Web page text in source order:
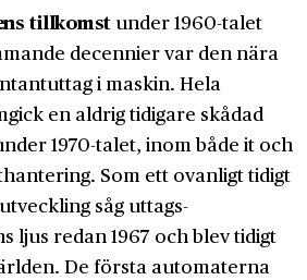
tillkomstunder 1960-talet
decennier var den nära
i maskin. Hela
en aldrig tidigare skådad
1970-talet, inom både it och
Som ett ovanligt tidigt
såg uttags­
ljus redan 1967 och blev tidigt
De första automaterna